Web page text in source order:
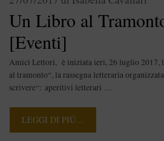
Un Libro al
[Eventi]
Amici Lettori, è iniziata ieri, 26 luglio 2017,
al tramonto“, la rassegna letteraria
scrivere“: aperitivi letterari …
LEGGI DI PIÙ…